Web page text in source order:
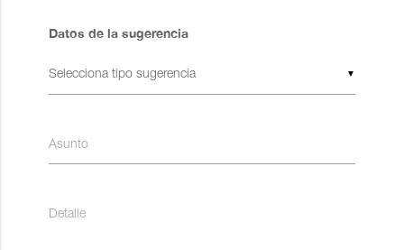
Datos de la sugerencia
▼
Asunto
Detalle